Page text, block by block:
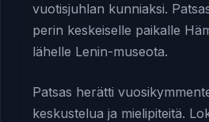
vuotisjuhlan kunniaksi.
perin keskeiselle paikalle
lähelle Lenin-museota.
Patsas herätti
keskustelua ja mielipiteitä.